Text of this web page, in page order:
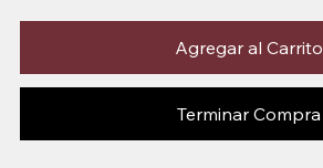
Agregar al Carrito
Terminar Compra